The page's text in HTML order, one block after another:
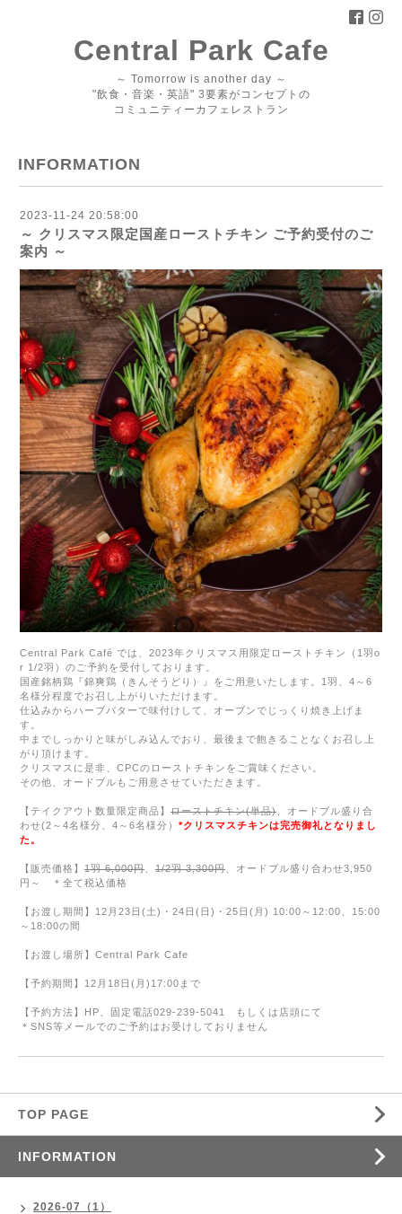
Central Park Cafe
～ Tomorrow is another day ～
"飲食・音楽・英語" 3要素がコンセプトの
コミュニティーカフェレストラン
INFORMATION
2023-11-24 20:58:00
～ クリスマス限定国産ローストチキン ご予約受付のご
案内 ～
Central Park Café では、 2023年クリスマス用限定ローストチキン（ 1 羽o
r 1/2羽）のご予約を受付しております。
国産銘柄鶏『錦爽鶏（きんそうどり）』をご用意いたします。1羽、4～6
名様分程度でお召し上がりいただけます。
仕込みからハーブバターで味付けして、オーブンでじっくり焼き上げま
す。
中までしっかりと味がしみ込んでおり、最後まで飽きることなくお召し上
がり頂けます。
クリスマスに是非、 CPCのローストチキンをご賞味ください。
その他、オードブルもご用意させていただきます。
【テイクアウト数量限定商品】 ローストチキン(単品) 、オードブル盛り合
わせ(2～4名様分、4～6名様分） *クリスマスチキンは完売御礼となりまし
た。
【販売価格】 1羽 6,000円 1/2羽3,300円 、オードブル盛り合わせ3,950
円～ ＊全て税込価格
【お渡し期間】 12 月 23 日 (土)・24日(日)・ 25 日 (月 ) 10:00～12:00、 15:00
～18:00の間
【お渡し場所】 Central Park Cafe
【予約期間】 12 月 18 日 ( 月 )17:00 まで
【予約方法】 HP 、固定電話029-239-5041
もしくは店頭にて
＊ SNS等メールでのご予約はお受けしておりません
TOP PAGE
INFORMATION
2026-07（1）